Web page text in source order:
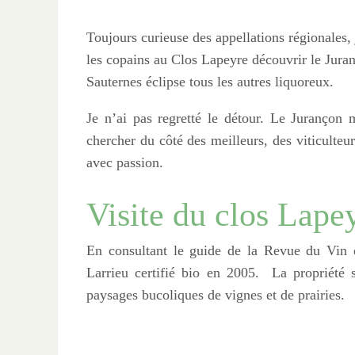
Toujours curieuse des appellations
les copains au Clos Lapeyre découvrir le
Sauternes éclipse tous les autres liquoreux.
Je n’ai pas regretté le détour. Le Jurançon
chercher du côté des meilleurs, des
avec passion.
Visite du clos
En consultant le guide de la Revue du
Larrieu certifié bio en 2005. La propriété
paysages bucoliques de vignes et de prairies.